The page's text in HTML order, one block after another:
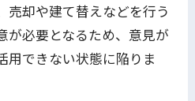
売却や建て替えなどを行う
が必要となるため、意見が
用できない状態に陥りま